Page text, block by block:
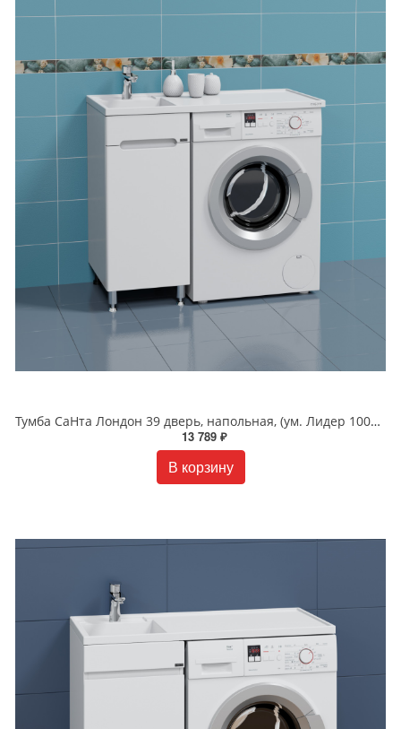
Тумба СаНта Лондон 39 дверь, напольная, (ум. Лидер 1000 литой мрамор)
13 789 ₽
В корзину